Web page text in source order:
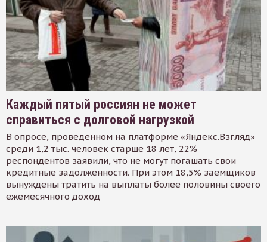
Каждый пятый россиян не может
справиться с долговой нагрузкой
В опросе, проведенном на платформе «Яндекс.Взгляд»
среди 1,2 тыс. человек старше 18 лет, 22%
респондентов заявили, что не могут погашать свои
кредитные задолженности. При этом 18,5% заемщиков
вынуждены тратить на выплаты более половины своего
ежемесячного доход